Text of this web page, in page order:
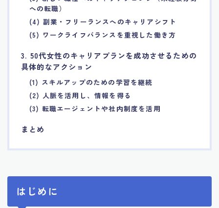
12.異業種への転職成功手法
13.キャリアアップする為の戦略
14.エージェント利用者の成功事例集
への転職）
(4) 副業・フリーランスへのキャリアシフト
(5) ワークライフバランスを重視した働き方
3. 50代女性のキャリアプランを成功させるための
具体的なアクション
(1) スキルアップのための学習を継続
(2) 人脈を活用し、情報を得る
(3) 転職エージェントや社内制度を活用
まとめ
はじめに